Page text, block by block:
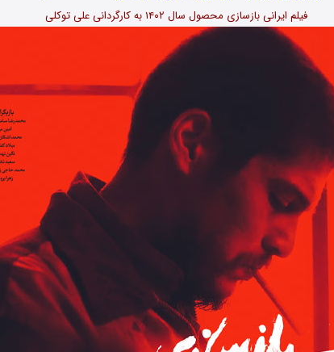
فیلم ایرانی بازسازی محصول سال ۱۴۰۲ به کارگردانی علی توکلی